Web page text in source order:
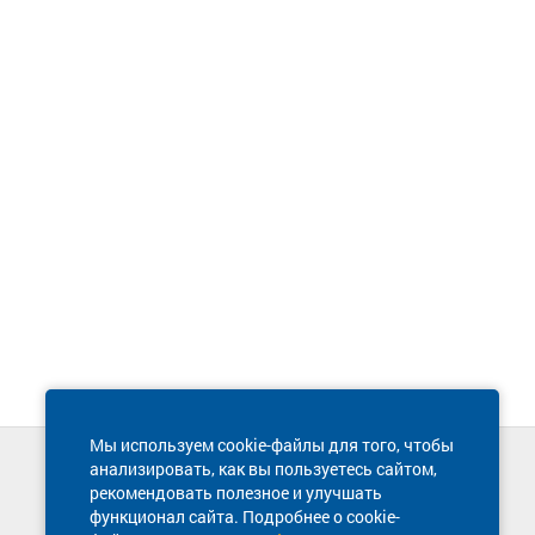
Мы используем cookie-файлы для того, чтобы
анализировать, как вы пользуетесь сайтом,
рекомендовать полезное и улучшать
функционал сайта. Подробнее о cookie-
Техническая поддержка сайта
8 800 600-03-38